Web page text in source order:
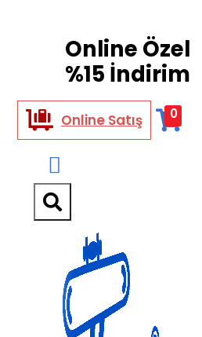
Online Özel
%15 İndirim
Online Satış 0